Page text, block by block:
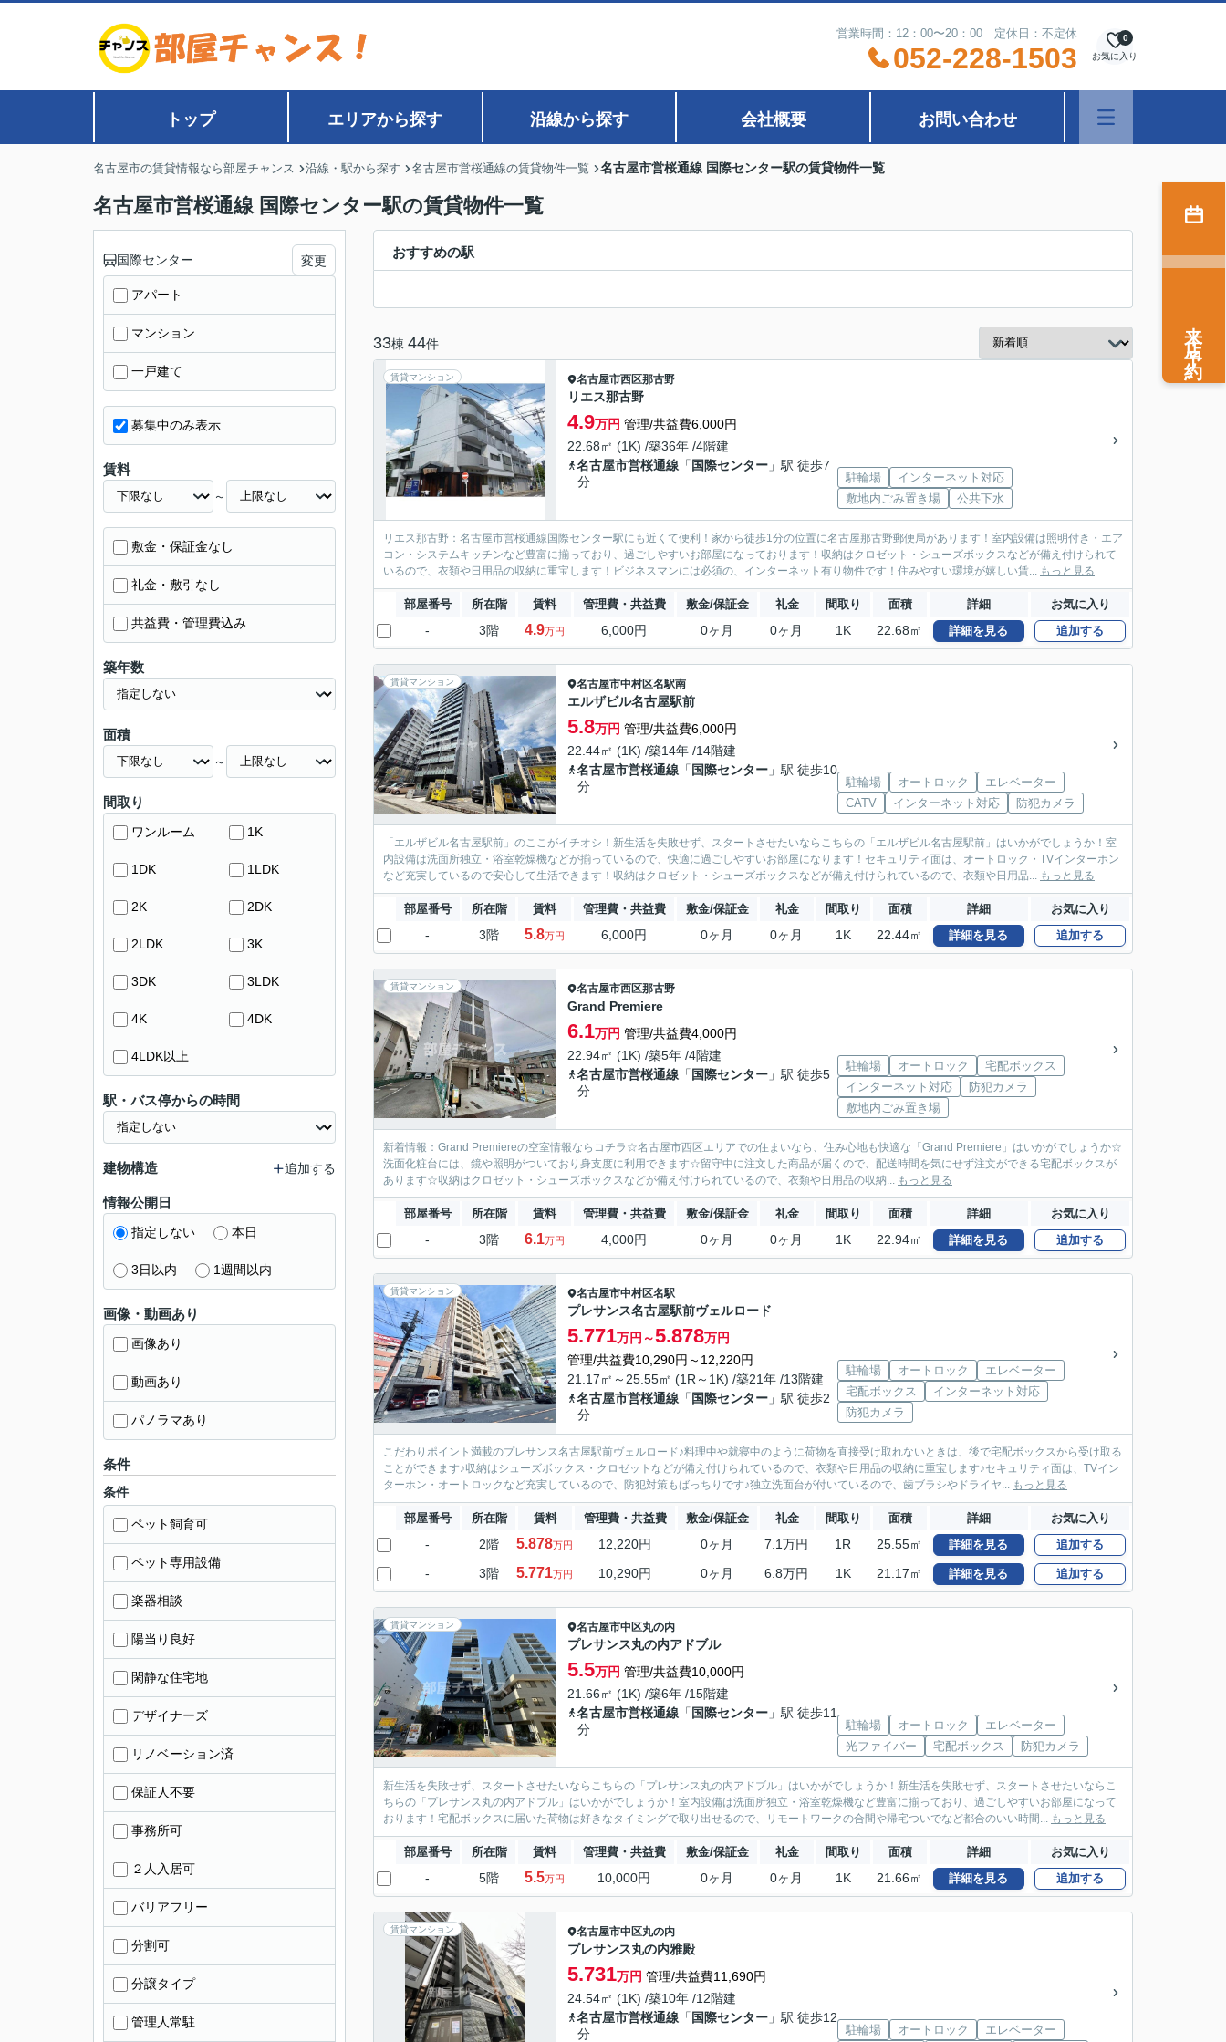
営業時間：12：00〜20：00 定休日：不定休
052-228-1503 お気に入り
0
トップ エリアから探す 沿線から探す 会社概要 お問い合わせ
名古屋市の賃貸情報なら部屋チャンス 沿線・駅から探す 名古屋市営桜通線の賃貸物件一覧 名古屋市営桜通線 国際センター駅の賃貸物件一覧
名古屋市営桜通線 国際センター駅の賃貸物件一覧
おすすめの駅
33棟 44件
賃貸マンション 名古屋市西区那古野
リエス那古野
4.9万円 管理/共益費6,000円
22.68㎡ (1K) /築36年 /4階建
名古屋市営桜通線 「 国際センター 」駅 徒歩7
分
駐輪場
インターネット対応
敷地内ごみ置き場
公共下水
リエス那古野：名古屋市営桜通線国際センター駅にも近くて便利！家から徒歩1分の位置に名古屋那古野郵便局があります！室内設備は照明付き・エア
コン・システムキッチンなど豊富に揃っており、過ごしやすいお部屋になっております！収納はクロゼット・シューズボックスなどが備え付けられて
いるので、衣類や日用品の収納に重宝します！ビジネスマンには必須の、インターネット有り物件です！住みやすい環境が嬉しい賃... もっと見る
部屋番号 所在階 賃料 管理費・共益費 敷金/保証金 礼金 間取り 面積 詳細 お気に入り
- 3階 4.9万円 6,000円 0ヶ月 0ヶ月 1K 22.68㎡ 詳細を見る 追加する
賃貸マンション 名古屋市中村区名駅南
エルザビル名古屋駅前
5.8万円 管理/共益費6,000円
22.44㎡ (1K) /築14年 /14階建
名古屋市営桜通線 「 国際センター 」駅 徒歩10
分
駐輪場 オートロック
エレベーター
CATV
インターネット対応 防犯カメラ
「エルザビル名古屋駅前」のここがイチオシ！新生活を失敗せず、スタートさせたいならこちらの「エルザビル名古屋駅前」はいかがでしょうか！室
内設備は洗面所独立・浴室乾燥機などが揃っているので、快適に過ごしやすいお部屋になります！セキュリティ面は、オートロック・TVインターホン
など充実しているので安心して生活できます！収納はクロゼット・シューズボックスなどが備え付けられているので、衣類や日用品... もっと見る
部屋番号 所在階 賃料 管理費・共益費 敷金/保証金 礼金 間取り 面積 詳細 お気に入り
- 3階 5.8万円 6,000円 0ヶ月 0ヶ月 1K 22.44㎡ 詳細を見る 追加する
賃貸マンション 名古屋市西区那古野
Grand Premiere
6.1万円 管理/共益費4,000円
22.94㎡ (1K) /築5年 /4階建
名古屋市営桜通線 「 国際センター 」駅 徒歩5
分
駐輪場 オートロック
宅配ボックス
インターネット対応
防犯カメラ
敷地内ごみ置き場
新着情報：Grand Premiereの空室情報ならコチラ☆名古屋市西区エリアでの住まいなら、住み心地も快適な「Grand Premiere」はいかがでしょうか☆
洗面化粧台には、鏡や照明がついており身支度に利用できます☆留守中に注文した商品が届くので、配送時間を気にせず注文ができる宅配ボックスが
あります☆収納はクロゼット・シューズボックスなどが備え付けられているので、衣類や日用品の収納... もっと見る
部屋番号 所在階 賃料 管理費・共益費 敷金/保証金 礼金 間取り 面積 詳細 お気に入り
- 3階 6.1万円 4,000円 0ヶ月 0ヶ月 1K 22.94㎡ 詳細を見る 追加する
賃貸マンション 名古屋市中村区名駅
プレサンス名古屋駅前ヴェルロード
5.771万円～5.878万円
管理/共益費10,290円～12,220円
21.17㎡～25.55㎡ (1R～1K) /築21年 /13階建
名古屋市営桜通線 「 国際センター 」駅 徒歩2
分
駐輪場 オートロック
エレベーター
宅配ボックス
インターネット対応
防犯カメラ
こだわりポイント満載のプレサンス名古屋駅前ヴェルロード♪料理中や就寝中のように荷物を直接受け取れないときは、後で宅配ボックスから受け取る
ことができます♪収納はシューズボックス・クロゼットなどが備え付けられているので、衣類や日用品の収納に重宝します♪セキュリティ面は、TVイン
ターホン・オートロックなど充実しているので、防犯対策もばっちりです♪独立洗面台が付いているので、歯ブラシやドライヤ... もっと見る
部屋番号 所在階 賃料 管理費・共益費 敷金/保証金 礼金 間取り 面積 詳細 お気に入り
- 2階 5.878万円 12,220円 0ヶ月 7.1万円 1R 25.55㎡ 詳細を見る 追加する
- 3階 5.771万円 10,290円 0ヶ月 6.8万円 1K 21.17㎡ 詳細を見る 追加する
賃貸マンション 名古屋市中区丸の内
プレサンス丸の内アドブル
5.5万円 管理/共益費10,000円
21.66㎡ (1K) /築6年 /15階建
名古屋市営桜通線 「 国際センター 」駅 徒歩11
分
駐輪場 オートロック
エレベーター
光ファイバー
宅配ボックス 防犯カメラ
新生活を失敗せず、スタートさせたいならこちらの「プレサンス丸の内アドブル」はいかがでしょうか！新生活を失敗せず、スタートさせたいならこ
ちらの「プレサンス丸の内アドブル」はいかがでしょうか！室内設備は洗面所独立・浴室乾燥機など豊富に揃っており、過ごしやすいお部屋になって
おります！宅配ボックスに届いた荷物は好きなタイミングで取り出せるので、リモートワークの合間や帰宅ついでなど都合のいい時間... もっと見る
部屋番号 所在階 賃料 管理費・共益費 敷金/保証金 礼金 間取り 面積 詳細 お気に入り
- 5階 5.5万円 10,000円 0ヶ月 0ヶ月 1K 21.66㎡ 詳細を見る 追加する
賃貸マンション 名古屋市中区丸の内
プレサンス丸の内雅殿
5.731万円 管理/共益費11,690円
24.54㎡ (1K) /築10年 /12階建
名古屋市営桜通線 「 国際センター 」駅 徒歩12
分
駐輪場 オートロック
エレベーター
国際センター 変更
アパート
マンション
一戸建て
募集中のみ表示
賃料
～
敷金・保証金なし
礼金・敷引なし
共益費・管理費込み
築年数
面積
～
間取り
ワンルーム 1K
1DK 1LDK
2K 2DK
2LDK 3K
3DK 3LDK
4K 4DK
4LDK以上
駅・バス停からの時間
建物構造 追加する
情報公開日
指定しない 本日
3日以内 1週間以内
画像・動画あり
画像あり
動画あり
パノラマあり
条件
条件
ペット飼育可
ペット専用設備
楽器相談
陽当り良好
閑静な住宅地
デザイナーズ
リノベーション済
保証人不要
事務所可
２人入居可
バリアフリー
分割可
分譲タイプ
管理人常駐
来店予約